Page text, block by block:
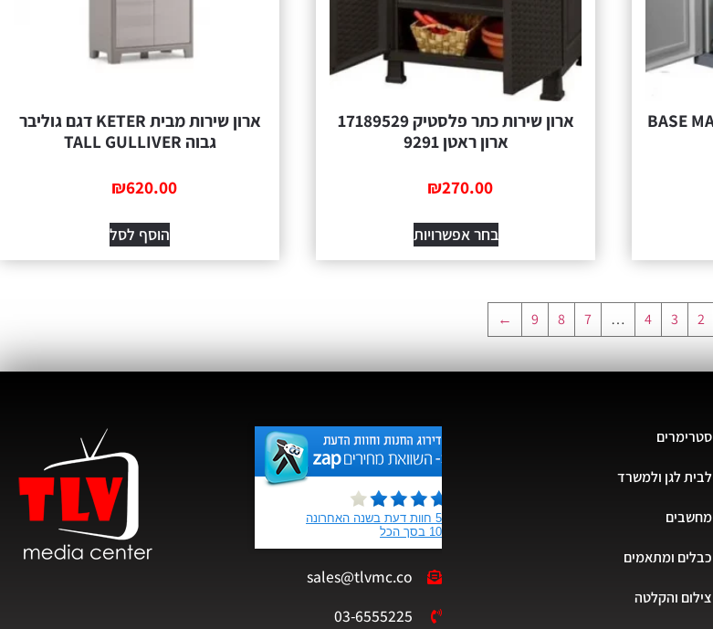
‏ארון שירות ‏כתר פלסטיק 17189529
ארון ראטן 9291
₪270.00
בחר אפשרויות
ארון שירות מבית KETER דגם גוליבר
גבוה TALL GULLIVER
₪620.00
הוסף לסל
2
3
4
…
7
8
9
←
סטרימרים
לבית לגן ולמשרד
מחשבים
כבלים ומתאמים
צילום והקלטה
sales@tlvmc.co
03-6555225